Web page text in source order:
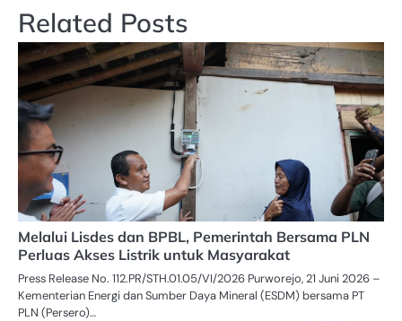
Related Posts
Melalui Lisdes dan BPBL, Pemerintah Bersama PLN
Perluas Akses Listrik untuk Masyarakat
Press Release No. 112.PR/STH.01.05/VI/2026 Purworejo, 21 Juni 2026 –
Kementerian Energi dan Sumber Daya Mineral (ESDM) bersama PT
PLN (Persero)…